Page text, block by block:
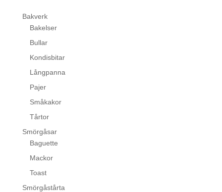
Bakverk
Bakelser
Bullar
Kondisbitar
Långpanna
Pajer
Småkakor
Tårtor
Smörgåsar
Baguette
Mackor
Toast
Smörgåstårta